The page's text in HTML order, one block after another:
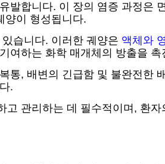
발합니다. 이 장의 염증 과정은
양이 형성됩니다.
습니다. 이러한 궤양은 액체와
여하는 화학 매개체의 방출을 촉
통, 배변의 긴급함 및 불완전한
.
관리하는 데 필수적이며, 환